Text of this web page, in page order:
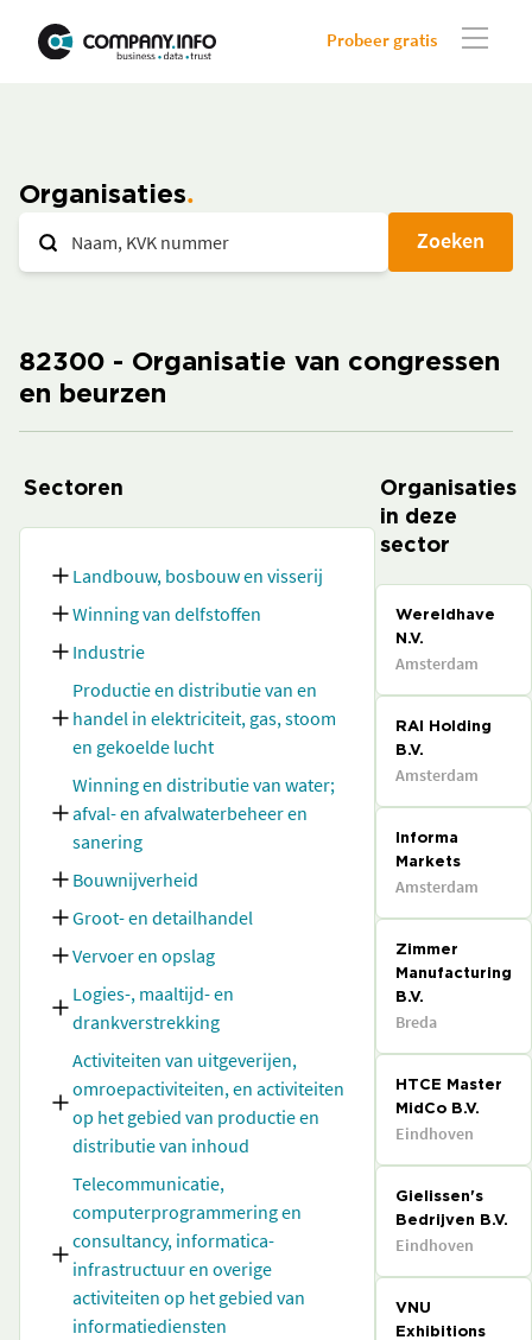
Probeer gratis
Organisaties
Zoeken
82300 - Organisatie van congressen
en beurzen
Sectoren
Landbouw, bosbouw en visserij
Winning van delfstoffen
Industrie
Productie en distributie van en
handel in elektriciteit, gas, stoom
en gekoelde lucht
Winning en distributie van water;
afval- en afvalwaterbeheer en
sanering
Bouwnijverheid
Groot- en detailhandel
Vervoer en opslag
Logies-, maaltijd- en
drankverstrekking
Activiteiten van uitgeverijen,
omroepactiviteiten, en activiteiten
op het gebied van productie en
distributie van inhoud
Telecommunicatie,
computerprogrammering en
consultancy, informatica-
infrastructuur en overige
activiteiten op het gebied van
informatiediensten
Organisaties
in deze
sector
Wereldhave
N.V.
Amsterdam
RAI Holding
B.V.
Amsterdam
Informa
Markets
Amsterdam
Zimmer
Manufacturing
B.V.
Breda
HTCE Master
MidCo B.V.
Eindhoven
Gielissen's
Bedrijven B.V.
Eindhoven
VNU
Exhibitions